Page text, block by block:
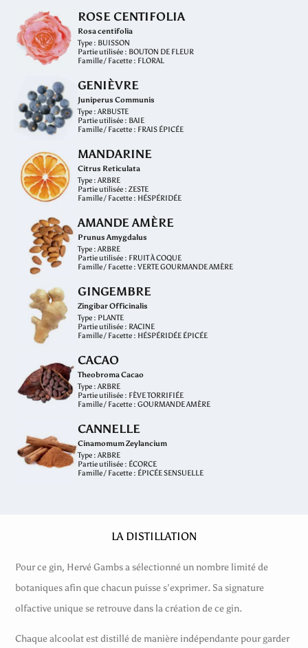
ROSE CENTIFOLIA
Rosa centifolia
Type : BUISSON
Partie utilisée : BOUTON DE FLEUR
Famille / Facette : FLORAL
GENIÈVRE
Juniperus Communis
Type : ARBUSTE
Partie utilisée : BAIE
Famille / Facette : FRAIS ÉPICÉE
MANDARINE
Citrus Reticulata
Type : ARBRE
Partie utilisée : ZESTE
Famille / Facette : HÉSPÉRIDÉE
AMANDE AMÈRE
Prunus Amygdalus
Type : ARBRE
Partie utilisée : FRUIT À COQUE
Famille / Facette : VERTE GOURMANDE AMÈRE
GINGEMBRE
Zingibar Officinalis
Type : PLANTE
Partie utilisée : RACINE
Famille / Facette : HÉSPÉRIDÉE ÉPICÉE
CACAO
Theobroma Cacao
Type : ARBRE
Partie utilisée : FÈVE TORRIFIÉE
Famille / Facette : GOURMANDE AMÈRE
CANNELLE
Cinamomum Zeylancium
Type : ARBRE
Partie utilisée : ÉCORCE
Famille / Facette : ÉPICÉE SENSUELLE
LA DISTILLATION
Pour ce gin, Hervé Gambs a sélectionné un nombre limité de
botaniques afin que chacun puisse s’exprimer. Sa signature
olfactive unique se retrouve dans la création de ce gin.
Chaque alcoolat est distillé de manière indépendante pour garder